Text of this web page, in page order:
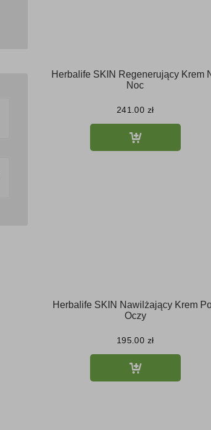
Herbalife SKIN Regenerujący Krem
Noc
241.00 zł
Herbalife SKIN Nawilżający Krem
Oczy
195.00 zł